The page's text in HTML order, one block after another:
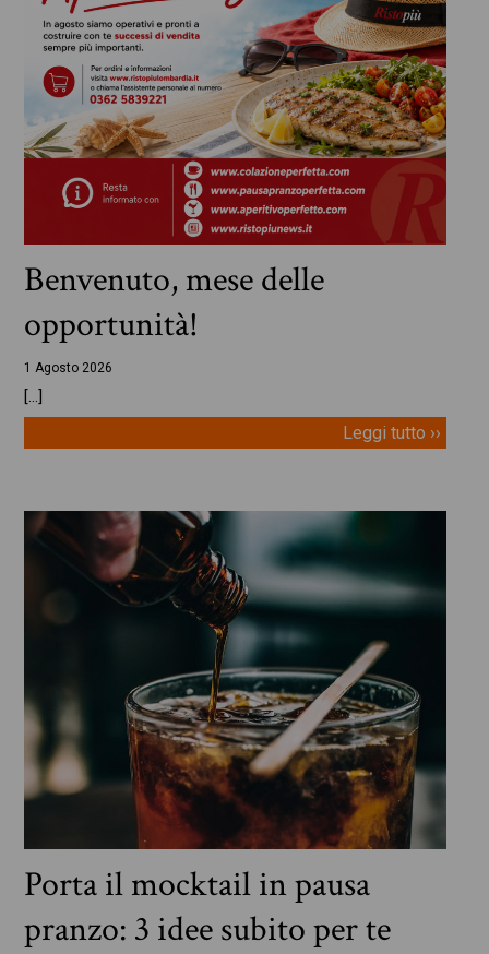
Benvenuto, mese delle
opportunità!
1 Agosto 2026
[…]
Leggi tutto ››
Porta il mocktail in pausa
pranzo: 3 idee subito per te